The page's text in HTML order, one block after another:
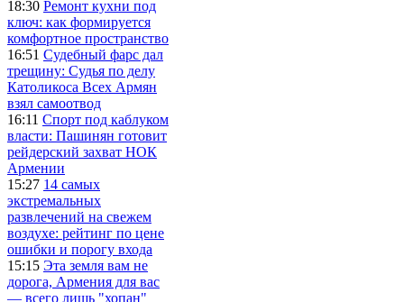
18:30 Ремонт кухни под
ключ: как формируется
комфортное пространство
16:51 Судебный фарс дал
трещину: Судья по делу
Католикоса Всех Армян
взял самоотвод
16:11 Спорт под каблуком
власти: Пашинян готовит
рейдерский захват НОК
Армении
15:27 14 самых
экстремальных
развлечений на свежем
воздухе: рейтинг по цене
ошибки и порогу входа
15:15 Эта земля вам не
дорога, Армения для вас
— всего лишь "хопан"